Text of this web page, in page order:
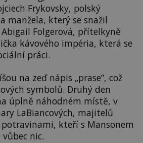
Frykovsky, polský
manžela, který se snažil
Folgerová, přítelkyně
kávového impéria, která se
práci.
na zeď nápis „prase“, což
symbolů. Druhý den
úplně náhodném místě, v
LaBiancových, majitelů
kteří s Mansonem
nic.